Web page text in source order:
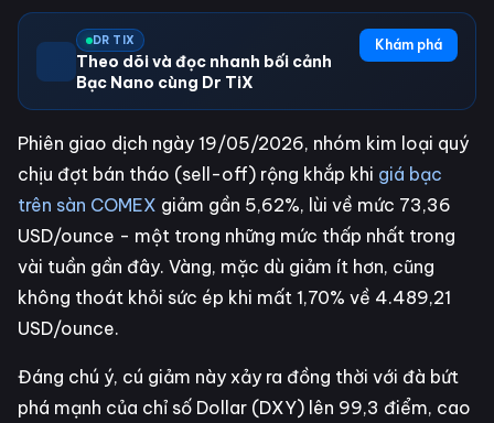
DR TIX
Theo dõi và đọc nhanh bối cảnh
Bạc Nano cùng Dr TiX
Khám phá
Phiên giao dịch ngày 19/05/2026, nhóm kim loại quý
chịu đợt bán tháo (sell-off) rộng khắp khi giá bạc
trên sàn COMEX giảm gần 5,62%, lùi về mức 73,36
USD/ounce - một trong những mức thấp nhất trong
vài tuần gần đây. Vàng, mặc dù giảm ít hơn, cũng
không thoát khỏi sức ép khi mất 1,70% về 4.489,21
USD/ounce.
Đáng chú ý, cú giảm này xảy ra đồng thời với đà bứt
phá mạnh của chỉ số Dollar (DXY) lên 99,3 điểm, cao